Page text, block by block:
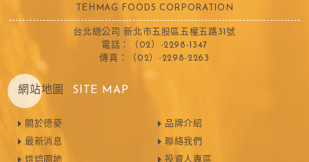
TEHMAG FOODS CORPORATION
台北總公司 新北市五股區五權五路31號
電話：（02）-2298-1347
傳真：（02）-2298-2263
網站地圖 SITE MAP
關於德麥
最新消息
烘焙園地
品牌介紹
聯絡我們
投資人專區